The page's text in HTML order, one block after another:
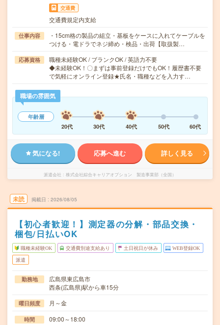
交通費
交通費規定内支給
仕事内容
・15cm格の製品の組立・基板をケースに入れてケーブルを
つける・電ドラでネジ締め・検品・出荷【取扱製…
応募資格
職種未経験OK / ブランクOK / 英語力不要
◆未経験OK！〇まずは事前登録だけでもOK！履歴書不要
で気軽にオンライン登録★氏名・職種などを入力す…
職場の雰囲気
年齢層
20代
30代 40代 50代 60代
気になる! 応募へ進む 詳しく見る
派遣会社 株式会社綜合キャリアオプション 製造事業部（全国）
未読 掲載日 2026/08/05
【初心者歓迎！】測定器の分解・部品交換・
梱包/日払いOK
職種未経験OK 交通費別途支給あり 土日祝日が休み WEB登録OK
派遣
勤務地
広島県東広島市
西条(広島県)駅から車15分
曜日頻度 月～金
時間 09:00～18:00